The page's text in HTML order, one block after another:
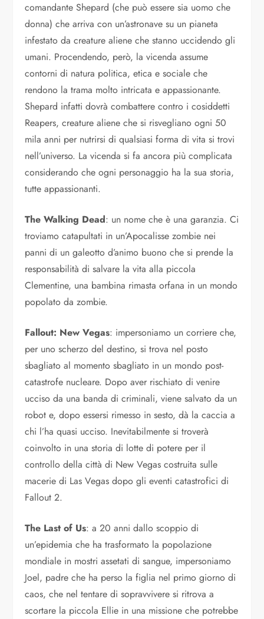
comandante Shepard (che può essere sia uomo che
donna) che arriva con un’astronave su un pianeta
infestato da creature aliene che stanno uccidendo gli
umani. Procendendo, però, la vicenda assume
contorni di natura politica, etica e sociale che
rendono la trama molto intricata e appassionante.
Shepard infatti dovrà combattere contro i cosiddetti
Reapers, creature aliene che si risvegliano ogni 50
mila anni per nutrirsi di qualsiasi forma di vita si trovi
nell’universo. La vicenda si fa ancora più complicata
considerando che ogni personaggio ha la sua storia,
tutte appassionanti.
The Walking Dead: un nome che è una garanzia. Ci
troviamo catapultati in un’Apocalisse zombie nei
panni di un galeotto d’animo buono che si prende la
responsabilità di salvare la vita alla piccola
Clementine, una bambina rimasta orfana in un mondo
popolato da zombie.
Fallout: New Vegas: impersoniamo un corriere che,
per uno scherzo del destino, si trova nel posto
sbagliato al momento sbagliato in un mondo post-
catastrofe nucleare. Dopo aver rischiato di venire
ucciso da una banda di criminali, viene salvato da un
robot e, dopo essersi rimesso in sesto, dà la caccia a
chi l’ha quasi ucciso. Inevitabilmente si troverà
coinvolto in una storia di lotte di potere per il
controllo della città di New Vegas costruita sulle
macerie di Las Vegas dopo gli eventi catastrofici di
Fallout 2.
The Last of Us: a 20 anni dallo scoppio di
un’epidemia che ha trasformato la popolazione
mondiale in mostri assetati di sangue, impersoniamo
Joel, padre che ha perso la figlia nel primo giorno di
caos, che nel tentare di sopravvivere si ritrova a
scortare la piccola Ellie in una missione che potrebbe